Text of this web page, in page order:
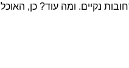
נקיים. ומה עוד? כן,